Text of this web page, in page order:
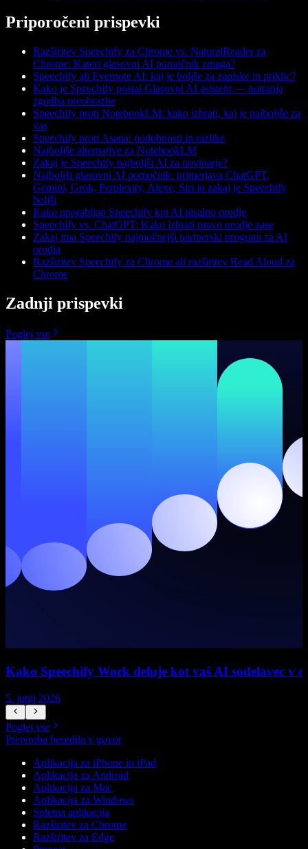
Priporočeni prispevki
Razširitev Speechify za Chrome vs. NaturalReader za
Chrome: Kateri glasovni AI pomočnik zmaga?
Speechify ali Evernote AI: kaj je boljše za zapiske in priklic?
Kako je Speechify postal Glasovni AI asistent — notranja
zgodba preobrazbe
Speechify proti NotebookLM: kako izbrati, kaj je najboljše za
vas
Speechify proti Asana: podobnosti in razlike
Najboljše alternative za NotebookLM
Zakaj je Speechify najboljši AI za novinarje?
Najboljši glasovni AI pomočnik: primerjava ChatGPT,
Gemini, Grok, Perplexity, Alexe, Siri in zakaj je Speechify
boljši
Kako uporabljati Speechify kot AI pisalno orodje
Speechify vs. ChatGPT: Kako izbrati pravo orodje zase
Zakaj ima Speechify najmočnejši partnerski program za AI
orodja
Razširitev Speechify za Chrome ali razširitev Read Aloud za
Chrome
Zadnji prispevki
Poglej vse
Kako Speechify Work deluje kot vaš AI sodelavec v
5. junij 2026
Poglej vse
Pretvorba besedila v govor
Aplikacija za iPhone in iPad
Aplikacija za Android
Aplikacija za Mac
Aplikacija za Windows
Spletna aplikacija
Razširitev za Chrome
Razširitev za Edge